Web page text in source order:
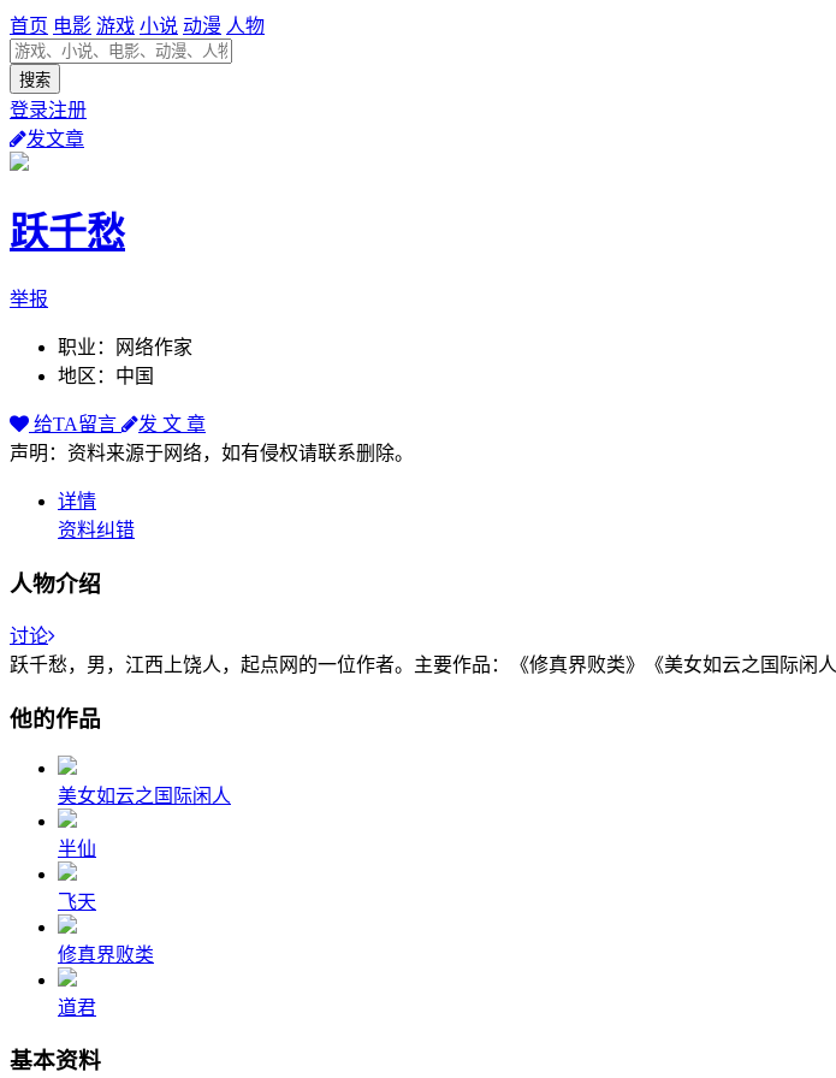
首页 电影 游戏 小说 动漫 人物
登录注册
发文章
跃千愁
举报
职业：网络作家
地区：中国
给TA留言
发 文 章
声明：资料来源于网络，如有侵权请联系删除。
详情
资料纠错
人物介绍
讨论
跃千愁，男，江西上饶人，起点网的一位作者。主要作品：《修真界败类》《美女如云之国际闲
他的作品
美女如云之国际闲人
半仙
飞天
修真界败类
道君
基本资料